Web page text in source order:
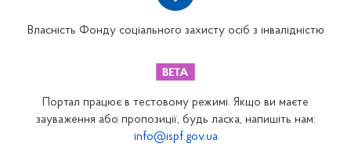
Закарпатське відділення
Запорізьке відділення
Власність Фонду соціального захисту осіб з інвалідністю
Портал працює в тестовому режимі. Якщо ви маєте
зауваження або пропозиції, будь ласка, напишіть нам:
info@ispf.gov.ua